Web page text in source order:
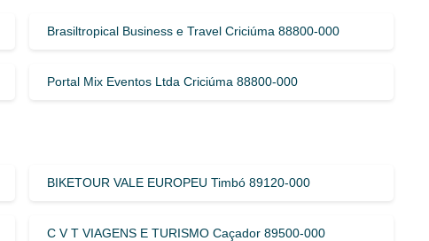
Brasiltropical Business e Travel Criciúma 88800-000
Portal Mix Eventos Ltda Criciúma 88800-000
BIKETOUR VALE EUROPEU Timbó 89120-000
C V T VIAGENS E TURISMO Caçador 89500-000